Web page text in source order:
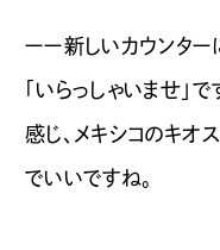
ーー新しいカウンター
「いらっしゃいませ」
感じ、メキシコのキオ
でいいですね。